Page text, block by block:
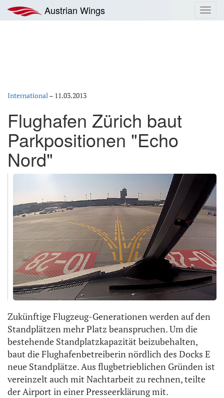
Inhalt
springen
Austrian Wings
International– 11.03.2013
Flughafen Zürich baut
Parkpositionen "Echo
Nord"
Zukünftige Flugzeug-Generationen werden auf den
Standplätzen mehr Platz beanspruchen. Um die
bestehende Standplatzkapazität beizubehalten,
baut die Flughafenbetreiberin nördlich des Docks E
neue Standplätze. Aus flugbetrieblichen Gründen ist
vereinzelt auch mit Nachtarbeit zu rechnen, teilte
der Airport in einer Presseerklärung mit.